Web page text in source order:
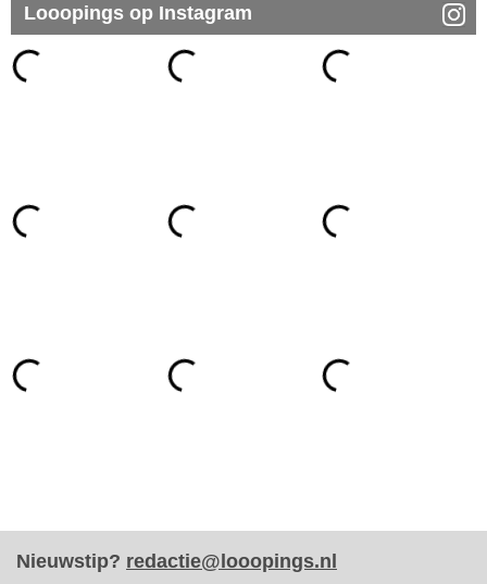
Looopings op Instagram
Nieuwstip? redactie@looopings.nl